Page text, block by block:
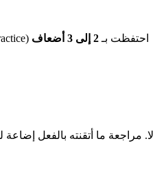
، قارن Karpicke و Roediger أربع استراتيجيات تعلم على قوائم أزواج من الكلمات. المجموعة التي اختبرت نفسها بنشاط (retrieval practice) احتفظت بـ 2 إلى 3 أضعاف
لا. مراجعة ما أتقنته بالفعل